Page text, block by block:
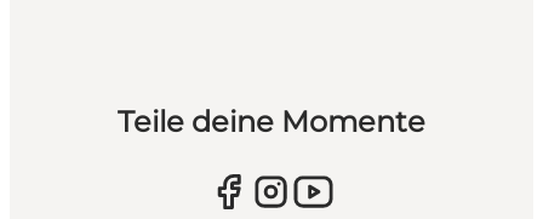
Teile deine Momente